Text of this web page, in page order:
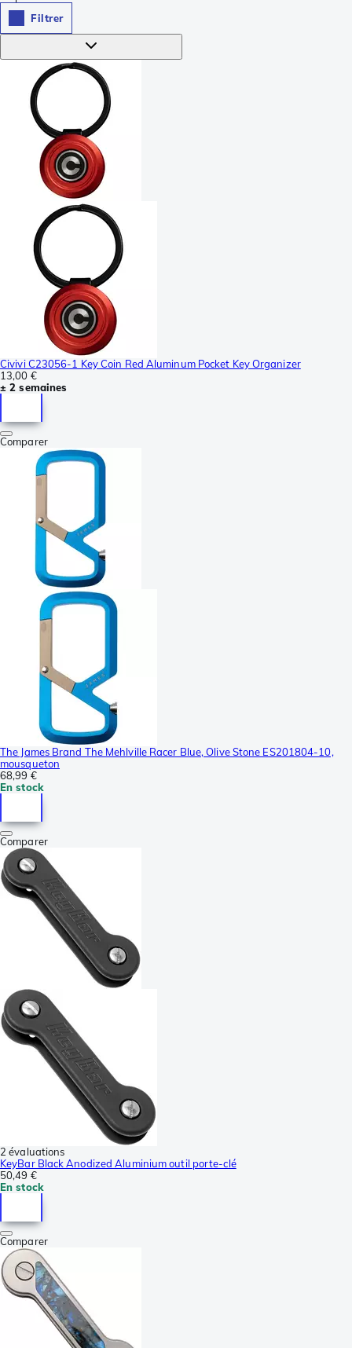
Filtrer
Civivi C23056-1 Key Coin Red Aluminum Pocket Key Organizer
13,00 €
± 2 semaines
Comparer
The James Brand The Mehlville Racer Blue, Olive Stone ES201804-10,
mousqueton
68,99 €
En stock
Comparer
2 évaluations
KeyBar Black Anodized Aluminium outil porte-clé
50,49 €
En stock
Comparer